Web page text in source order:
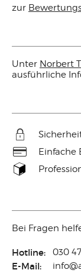
zur
Unter Norbert
ausführliche
Einfache
Bei Fragen
Hotline: 030
E-Mail: